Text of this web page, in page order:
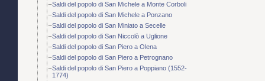
Saldi del popolo di San Michele a Monte Corboli
Saldi del popolo di San Michele a Ponzano
Saldi del popolo di San Miniato a Secelle
Saldi del popolo di San Niccolò a Uglione
Saldi del popolo di San Piero a Olena
Saldi del popolo di San Piero a Petrognano
Saldi del popolo di San Piero a Poppiano (1552-
1774)